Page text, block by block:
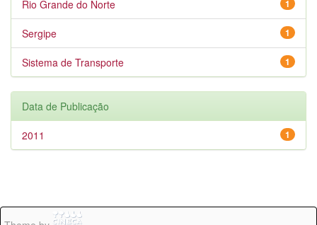
1
Rio Grande do Norte
1
Sergipe
1
Sistema de Transporte
Data de Publicação
1
2011